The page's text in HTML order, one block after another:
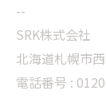
--
SRK株式会社
北海道札幌市
電話番号 :